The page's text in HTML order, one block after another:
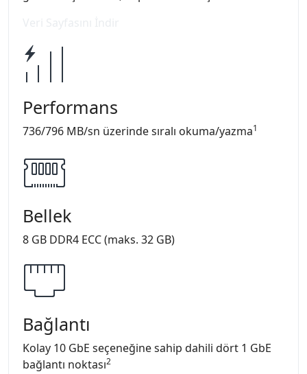
Performans
736/796 MB/sn üzerinde sıralı okuma/yazma1
Bellek
8 GB DDR4 ECC (maks. 32 GB)
Bağlantı
Kolay 10 GbE seçeneğine sahip dahili dört 1 GbE
bağlantı noktası2